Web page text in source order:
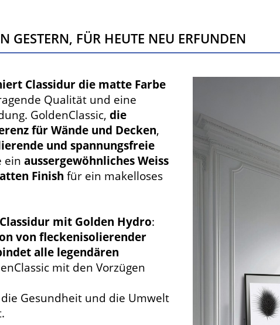
GESTERN, FÜR HEUTE NEU ERFUNDEN
Classidur die matte Farbe
Qualität und eine
GoldenClassic, die
für Wände und Decken,
und spannungsfreie
ein aussergewöhnliches Weiss
Finish für ein makelloses
mit Golden Hydro:
von fleckenisolierender
alle legendären
mit den Vorzügen
Gesundheit und die Umwelt